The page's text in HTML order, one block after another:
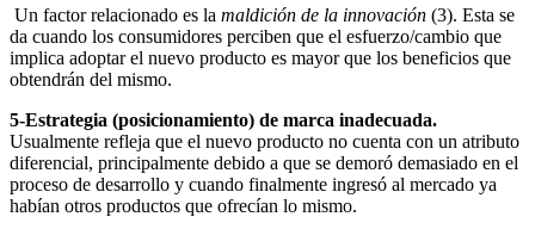
Un factor relacionado es la maldición de la innovación (3). Esta se
da cuando los consumidores perciben que el esfuerzo/cambio que
implica adoptar el nuevo producto es mayor que los beneficios que
obtendrán del mismo.
5-Estrategia (posicionamiento) de marca inadecuada.
Usualmente refleja que el nuevo producto no cuenta con un atributo
diferencial, principalmente debido a que se demoró demasiado en el
proceso de desarrollo y cuando finalmente ingresó al mercado ya
habían otros productos que ofrecían lo mismo.